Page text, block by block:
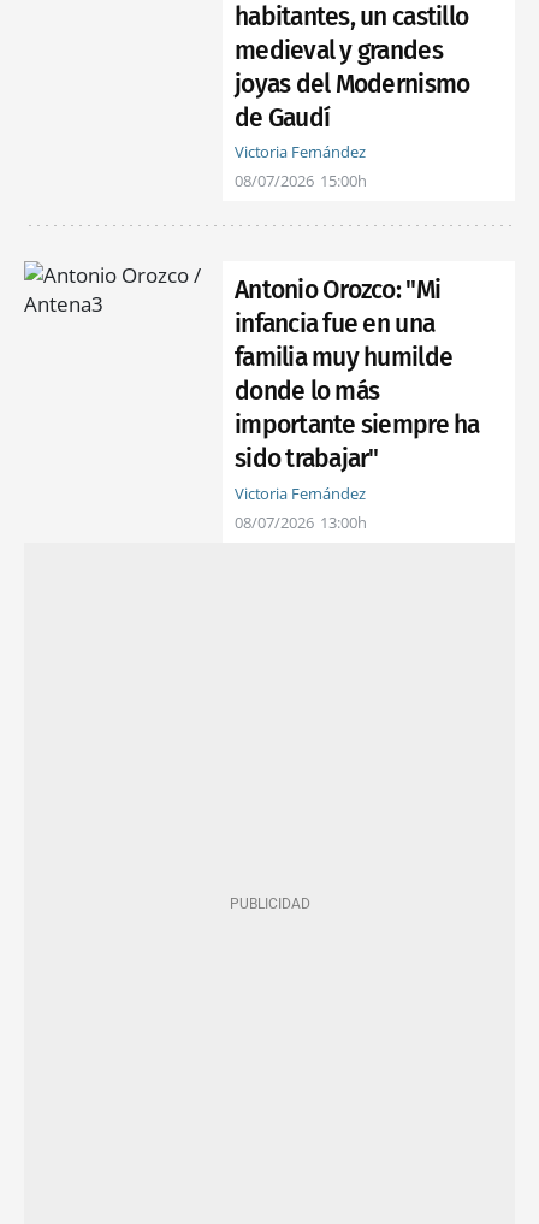
habitantes, un castillo
medieval y grandes
joyas del Modernismo
de Gaudí
Victoria Fernández
08/07/2026 15:00h
Antonio Orozco: "Mi
infancia fue en una
familia muy humilde
donde lo más
importante siempre ha
sido trabajar"
Victoria Fernández
08/07/2026 13:00h